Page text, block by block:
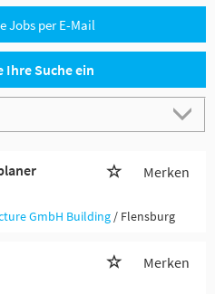
Jobs per E-Mail
Ihre Suche ein
Merken
GmbH Building / Flensburg
Merken